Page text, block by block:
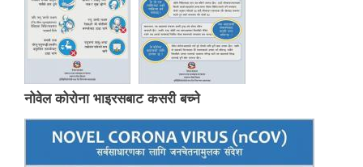
नोवेल कोरोना भाइरसबाट कसरी बच्ने